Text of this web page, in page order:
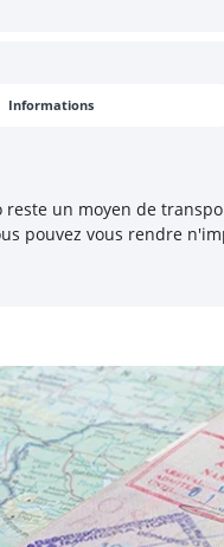
Informations
un moyen de
pouvez vous rendre